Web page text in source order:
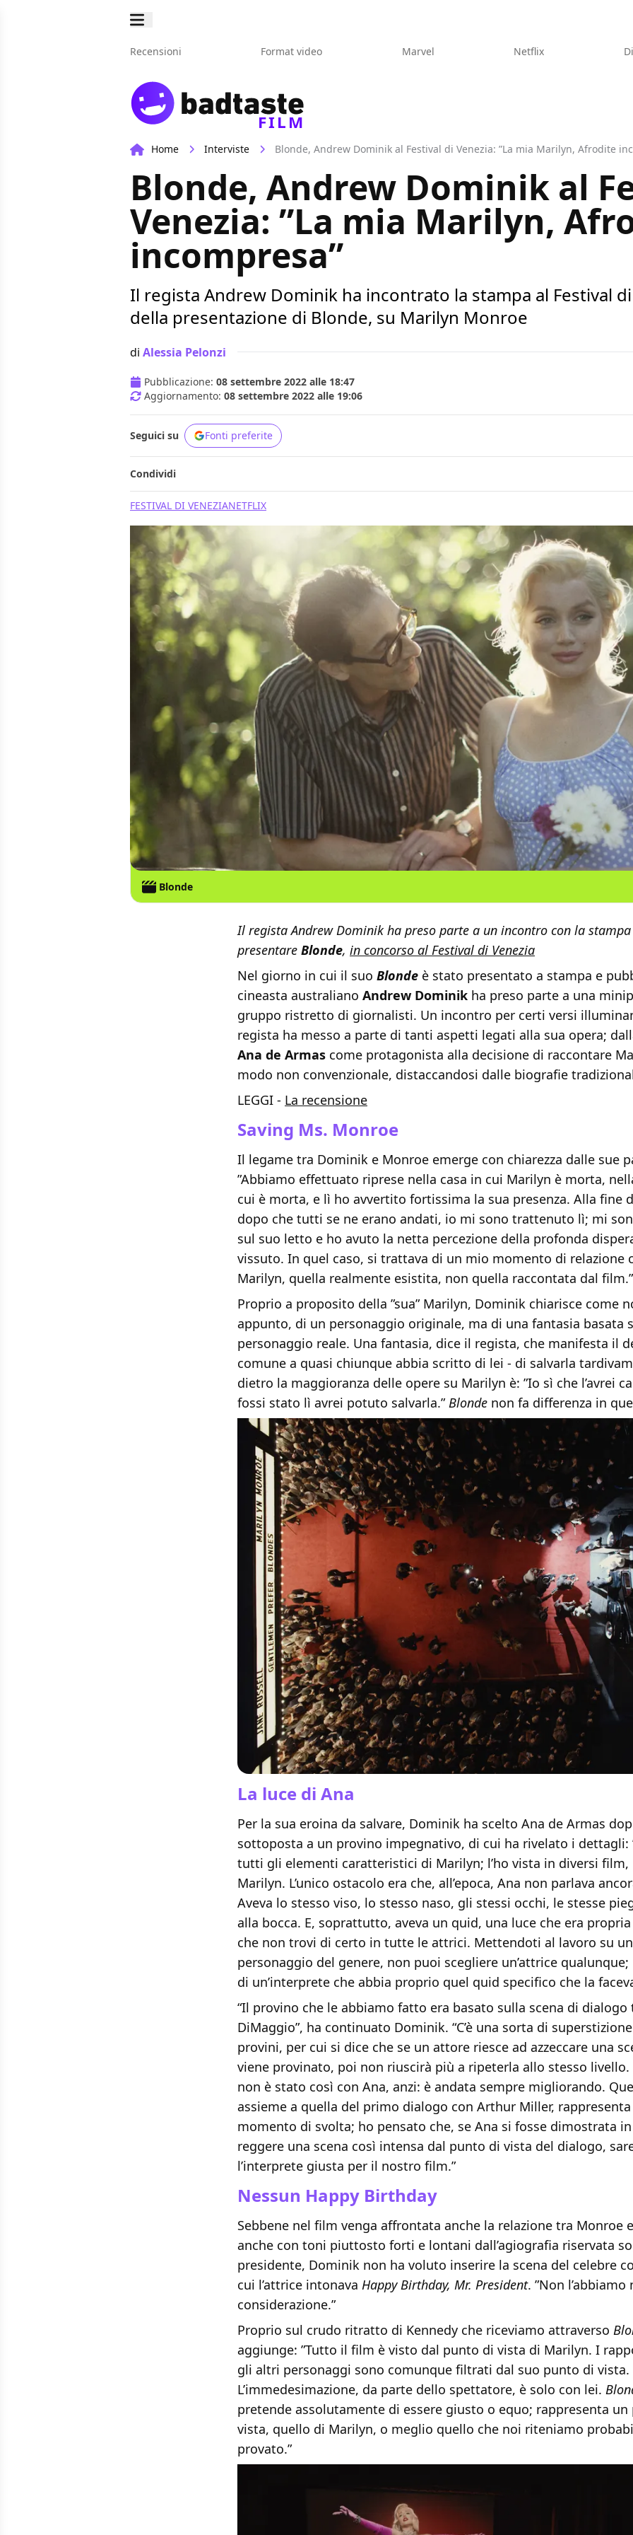
Recensioni Format video Marvel Netflix
FILM
Home Interviste Blonde, Andrew Dominik al Festival di Venezia: ”La mia Marilyn, Afrodite
Blonde, Andrew Dominik al
Venezia: ”La mia Marilyn,
incompresa”
Il regista Andrew Dominik ha incontrato la stampa al Festival
della presentazione di Blonde, su Marilyn Monroe
di Alessia Pelonzi
Pubblicazione: 08 settembre 2022 alle 18:47
Aggiornamento: 08 settembre 2022 alle 19:06
Seguici su Fonti preferite
Condividi
FESTIVAL DI VENEZIANETFLIX
Blonde
Il regista Andrew Dominik ha preso parte a un incontro con la
presentare Blonde, in concorso al Festival di Venezia
Nel giorno in cui il suo Blonde è stato presentato a stampa e
cineasta australiano Andrew Dominik ha preso parte a una
gruppo ristretto di giornalisti. Un incontro per certi versi
regista ha messo a parte di tanti aspetti legati alla sua opera;
Ana de Armas come protagonista alla decisione di raccontare
modo non convenzionale, distaccandosi dalle biografie
LEGGI - La recensione
Saving Ms. Monroe
Il legame tra Dominik e Monroe emerge con chiarezza dalle sue
”Abbiamo effettuato riprese nella casa in cui Marilyn è morta,
cui è morta, e lì ho avvertito fortissima la sua presenza. Alla fine
dopo che tutti se ne erano andati, io mi sono trattenuto lì; mi
sul suo letto e ho avuto la netta percezione della profonda
vissuto. In quel caso, si trattava di un mio momento di relazione
Marilyn, quella realmente esistita, non quella raccontata dal film.”
Proprio a proposito della ”sua” Marilyn, Dominik chiarisce come
appunto, di un personaggio originale, ma di una fantasia basata
personaggio reale. Una fantasia, dice il regista, che manifesta il
comune a quasi chiunque abbia scritto di lei - di salvarla
dietro la maggioranza delle opere su Marilyn è: ”Io sì che l’avrei
fossi stato lì avrei potuto salvarla.”Blonde non fa differenza in
La luce di Ana
Per la sua eroina da salvare, Dominik ha scelto Ana de Armas
sottoposta a un provino impegnativo, di cui ha rivelato i dettagli:
tutti gli elementi caratteristici di Marilyn; l’ho vista in diversi film,
Marilyn. L’unico ostacolo era che, all’epoca, Ana non parlava
Aveva lo stesso viso, lo stesso naso, gli stessi occhi, le stesse
alla bocca. E, soprattutto, aveva un quid, una luce che era
che non trovi di certo in tutte le attrici. Mettendoti al lavoro su
personaggio del genere, non puoi scegliere un’attrice
di un’interprete che abbia proprio quel quid specifico che la
“Il provino che le abbiamo fatto era basato sulla scena di dialogo
DiMaggio”, ha continuato Dominik. “C’è una sorta di
provini, per cui si dice che se un attore riesce ad azzeccare una
viene provinato, poi non riuscirà più a ripeterla allo stesso
non è stato così con Ana, anzi: è andata sempre migliorando.
assieme a quella del primo dialogo con Arthur Miller,
momento di svolta; ho pensato che, se Ana si fosse dimostrata
reggere una scena così intensa dal punto di vista del dialogo,
l’interprete giusta per il nostro film.”
Nessun Happy Birthday
Sebbene nel film venga affrontata anche la relazione tra Monroe
anche con toni piuttosto forti e lontani dall’agiografia riservata
presidente, Dominik non ha voluto inserire la scena del celebre
cui l’attrice intonava Happy Birthday, Mr. President. ”Non
considerazione.”
Proprio sul crudo ritratto di Kennedy che riceviamo attraverso
aggiunge: ”Tutto il film è visto dal punto di vista di Marilyn. I
gli altri personaggi sono comunque filtrati dal suo punto di vista.
L’immedesimazione, da parte dello spettatore, è solo con lei.
pretende assolutamente di essere giusto o equo; rappresenta
vista, quello di Marilyn, o meglio quello che noi riteniamo
provato.”